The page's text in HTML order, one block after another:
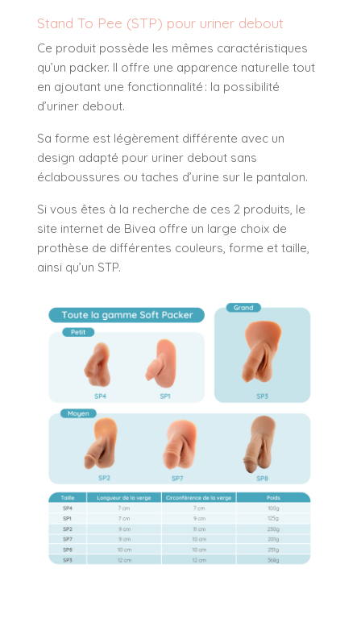
Stand To Pee (STP) pour uriner debout
Ce produit possède les mêmes caractéristiques
qu’un packer. Il offre une apparence naturelle tout
en ajoutant une fonctionnalité : la possibilité
d’uriner debout.
Sa forme est légèrement différente avec un
design adapté pour uriner debout sans
éclaboussures ou taches d’urine sur le pantalon.
Si vous êtes à la recherche de ces 2 produits, le
site internet de Bivea offre un large choix de
prothèse de différentes couleurs, forme et taille,
ainsi qu’un STP.